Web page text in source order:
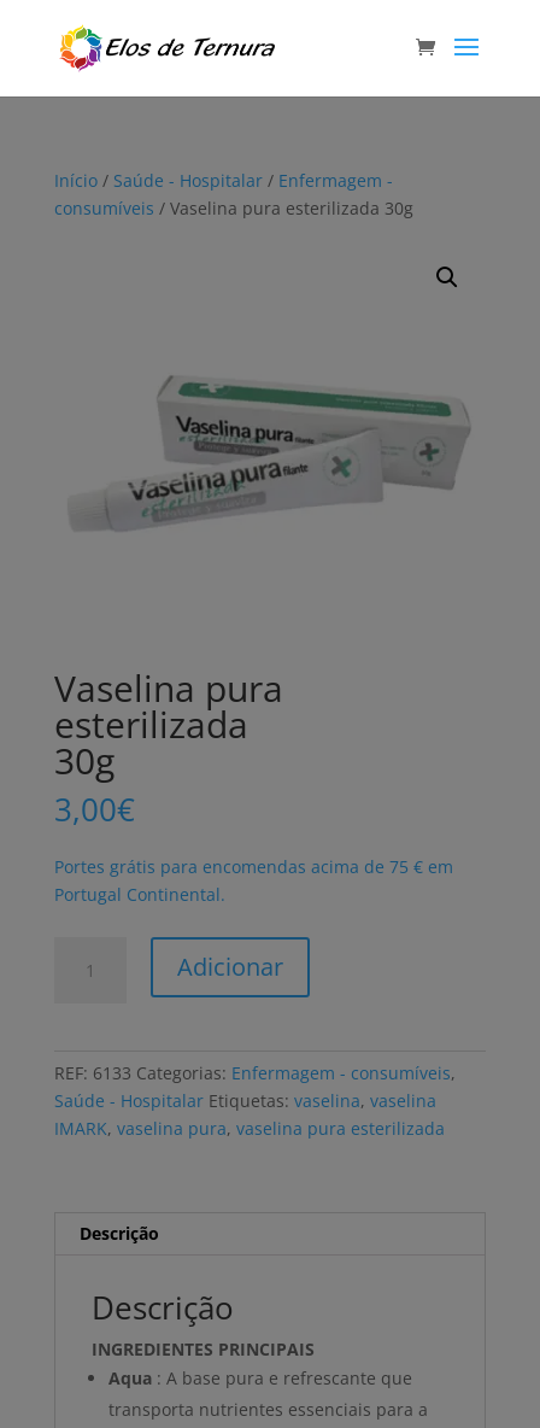
Início/ Saúde - Hospitalar/ Enfermagem -
consumíveis / Vaselina pura esterilizada 30g
Vaselina pura
esterilizada
30g
3,00€
Portes grátis para encomendas acima de 75 € em
Portugal Continental.
30g
Adicionar
REF: 6133 Categorias: Enfermagem - consumíveis,
Saúde - Hospitalar Etiquetas: vaselina, vaselina
IMARK, vaselina pura, vaselina pura esterilizada
Descrição
Descrição
INGREDIENTES PRINCIPAIS
Aqua: A base pura e refrescante que
transporta nutrientes essenciais para a